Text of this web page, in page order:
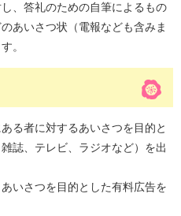
、答礼のための自筆によるもの
あいさつ状（電報なども含みま
。
る者に対するあいさつを目的と
誌、テレビ、ラジオなど）を出
いさつを目的とした有料広告を